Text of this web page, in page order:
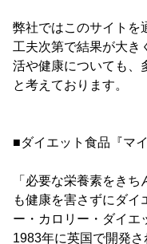
弊社ではこのサイトを
工夫次第で結果が大き
活や健康についても、
と考えております。
■ダイエット食品『マ
「必要な栄養素をき
も健康を害さずにダイ
ー・カロリー・ダイエ
1983年に英国で開発